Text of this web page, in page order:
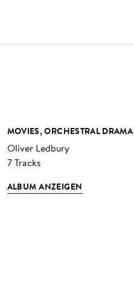
MOVIES, ORCHESTRAL DRAMA
Oliver Ledbury
7 Tracks
ALBUM ANZEIGEN